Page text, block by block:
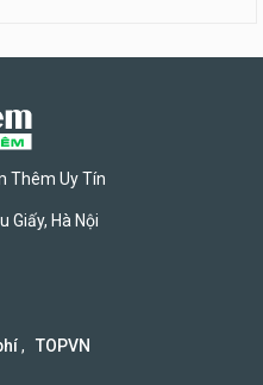
Thêm Uy Tín
Giấy, Hà Nội
, TOPVN